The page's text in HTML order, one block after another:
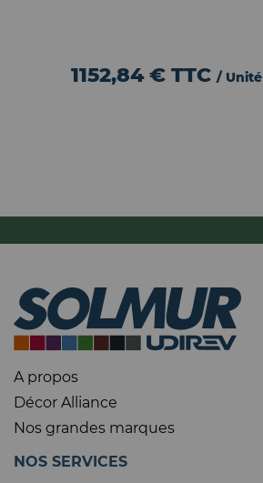
1152,84 € TTC / Unité
A propos
Décor Alliance
Nos grandes marques
NOS SERVICES